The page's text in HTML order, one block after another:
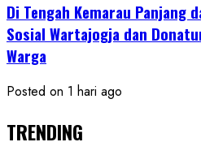
Di Tengah Kemarau Panjang
Sosial Wartajogja dan
Warga
Posted on 1 hari ago
TRENDING